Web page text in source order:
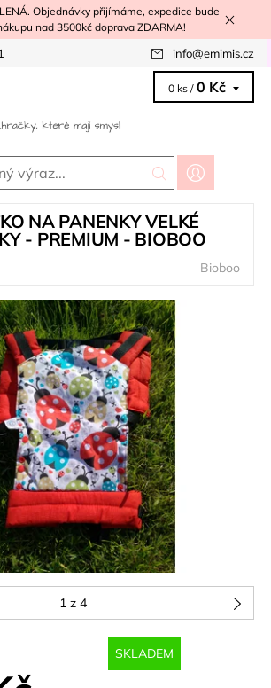
Objednávky přijímáme, expedice bude
nad 3500kč doprava ZDARMA!
info@emimis.cz
0 ks / 0 Kč
NA PANENKY VELKÉ
- PREMIUM - BIOBOO
Bioboo
1z 4
SKLADEM